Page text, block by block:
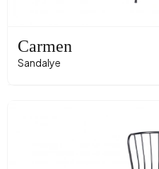
Carmen
Sandalye